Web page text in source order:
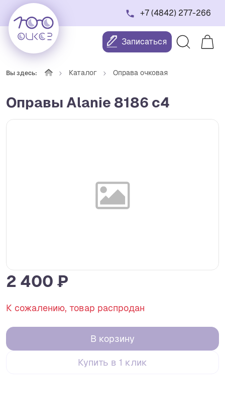
+7 (4842) 277-266
Записаться
Вы здесь: Каталог Оправа очковая
Оправы Alanie 8186 c4
2 400 ₽
К сожалению, товар распродан
В корзину
Купить в 1 клик